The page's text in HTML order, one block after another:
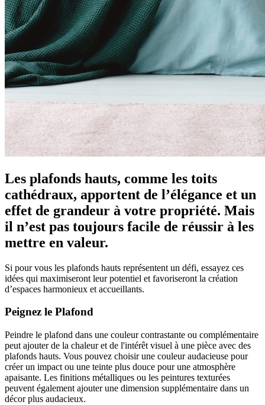
Les plafonds hauts, comme les toits
cathédraux, apportent de l’élégance et un
effet de grandeur à votre propriété. Mais
il n’est pas toujours facile de réussir à les
mettre en valeur.
Si pour vous les plafonds hauts représentent un défi, essayez ces
idées qui maximiseront leur potentiel et favoriseront la création
d’espaces harmonieux et accueillants.
Peignez le Plafond
Peindre le plafond dans une couleur contrastante ou complémentaire
peut ajouter de la chaleur et de l'intérêt visuel à une pièce avec des
plafonds hauts. Vous pouvez choisir une couleur audacieuse pour
créer un impact ou une teinte plus douce pour une atmosphère
apaisante. Les finitions métalliques ou les peintures texturées
peuvent également ajouter une dimension supplémentaire dans un
décor plus audacieux.